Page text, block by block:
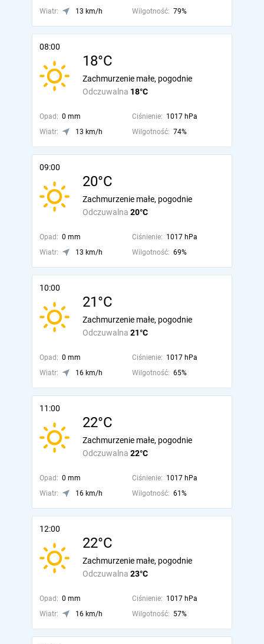
Wiatr: 13 km/h Wilgotność: 79%
08:00
18°C
Odczuwalna 18°C
Zachmurzenie małe, pogodnie
Opad: 0 mm Ciśnienie: 1017 hPa
Wiatr:
13 km/h Wilgotność: 74%
09:00
20°C
Odczuwalna 20°C
Zachmurzenie małe, pogodnie
Opad: 0 mm Ciśnienie: 1017 hPa
Wiatr:
13 km/h Wilgotność: 69%
10:00
21°C
Odczuwalna 21°C
Zachmurzenie małe, pogodnie
Opad: 0 mm Ciśnienie: 1017 hPa
Wiatr:
16 km/h Wilgotność: 65%
11:00
22°C
Odczuwalna 22°C
Zachmurzenie małe, pogodnie
Opad: 0 mm Ciśnienie: 1017 hPa
Wiatr:
16 km/h Wilgotność: 61%
12:00
22°C
Odczuwalna 23°C
Zachmurzenie małe, pogodnie
Opad: 0 mm Ciśnienie: 1017 hPa
Wiatr:
16 km/h Wilgotność: 57%